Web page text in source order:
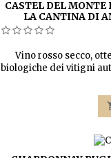
CASTEL DEL
LA CANTINA DI
Vino rosso secco,
biologiche dei vitigni
rosso rubino con
sentori di frutta